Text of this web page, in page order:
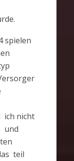
spielen
ich nicht
und
teil